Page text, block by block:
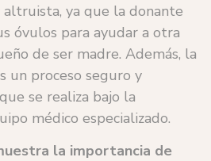
ya que la donante
óvulos para ayudar a otra
de ser madre. Además, la
un proceso seguro y
se realiza bajo la
médico especializado.
la importancia de